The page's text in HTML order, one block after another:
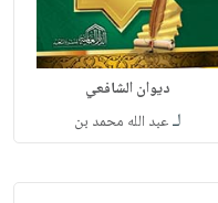
ديوان الشافعي
لـعبد الله محمد بن